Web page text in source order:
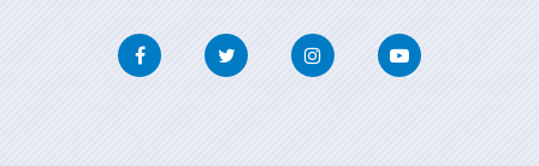
FacebookTwitter InstagramYoutube